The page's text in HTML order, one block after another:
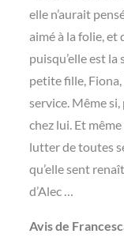
elle n’aurait
aimé à la folie, et
puisqu’elle est la
petite fille,
service. Même
chez lui. Et
lutter de toutes
qu’elle sent
d’Alec …
Avis de